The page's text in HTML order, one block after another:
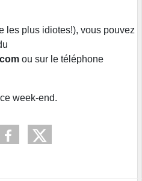
les plus idiotes!), vous pouvez
ou sur le téléphone
week-end.